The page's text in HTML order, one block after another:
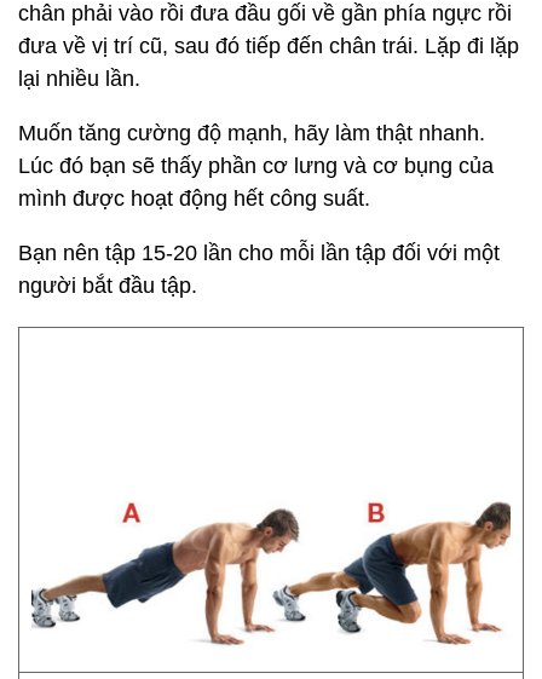
chân phải vào rồi đưa đầu gối về gần phía ngực rồi
đưa về vị trí cũ, sau đó tiếp đến chân trái. Lặp đi lặp
lại nhiều lần.
Muốn tăng cường độ mạnh, hãy làm thật nhanh.
Lúc đó bạn sẽ thấy phần cơ lưng và cơ bụng của
mình được hoạt động hết công suất.
Bạn nên tập 15-20 lần cho mỗi lần tập đối với một
người bắt đầu tập.